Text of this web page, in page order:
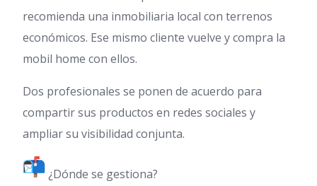
recomienda una inmobiliaria local con terrenos
económicos. Ese mismo cliente vuelve y compra la
mobil home con ellos.
Dos profesionales se ponen de acuerdo para
compartir sus productos en redes sociales y
ampliar su visibilidad conjunta.
¿Dónde se gestiona?